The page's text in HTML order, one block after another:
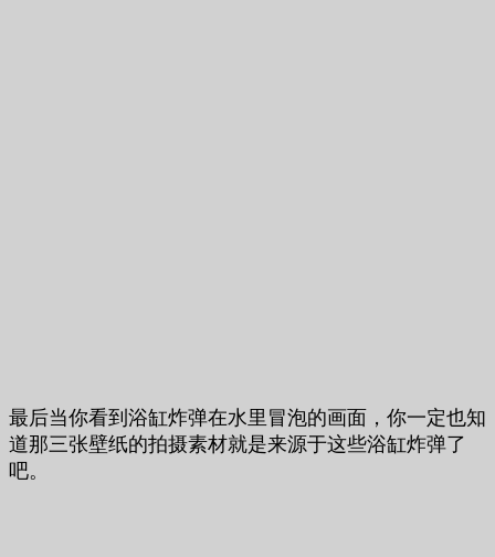
最后当你看到浴缸炸弹在水里冒泡的画面，你一定也知
道那三张壁纸的拍摄素材就是来源于这些浴缸炸弹了
吧。